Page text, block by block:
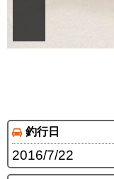
釣行日
2016/7/22